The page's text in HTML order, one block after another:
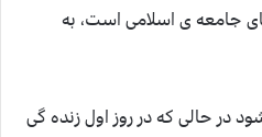
جامعه ی اسلامی است، به
در حالی که در روز اول زنده گی